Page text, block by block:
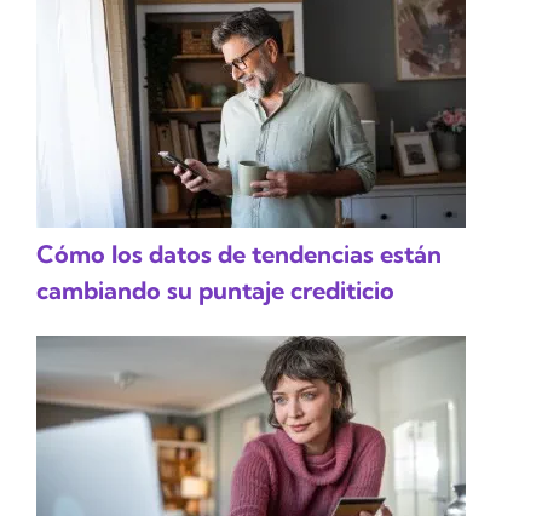
Cómo los datos de tendencias están
cambiando su puntaje crediticio